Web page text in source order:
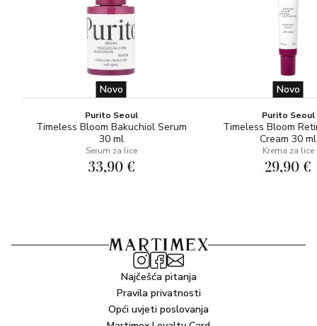
Novo
Purito Seoul
Timeless Bloom Bakuchiol Serum
30 ml
Serum za lice
33,90 €
Novo
Purito Seoul
Timeless Bloom
Cream 30 ml
Krema za lice
29,90 €
Najčešća pitanja
Pravila privatnosti
Opći uvjeti poslovanja